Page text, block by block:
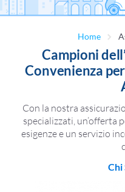
Home
Campioni
Convenienza
Con la nostra
specializzati, un’offerta
esigenze e un servizio
Chi